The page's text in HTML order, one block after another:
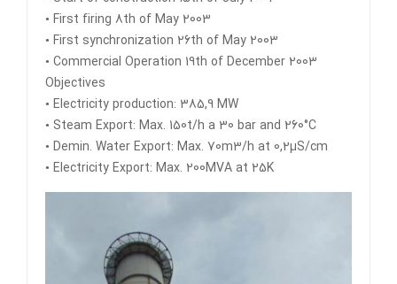
• First firing 8th of May 2003
• First synchronization 26th of May 2003
• Commercial Operation 19th of December 2003
Objectives
• Electricity production: 385,9 MW
• Steam Export: Max. 150t/h a 30 bar and 260°C
• Demin. Water Export: Max. 70m3/h at 0,2µS/cm
• Electricity Export: Max. 200MVA at 25K